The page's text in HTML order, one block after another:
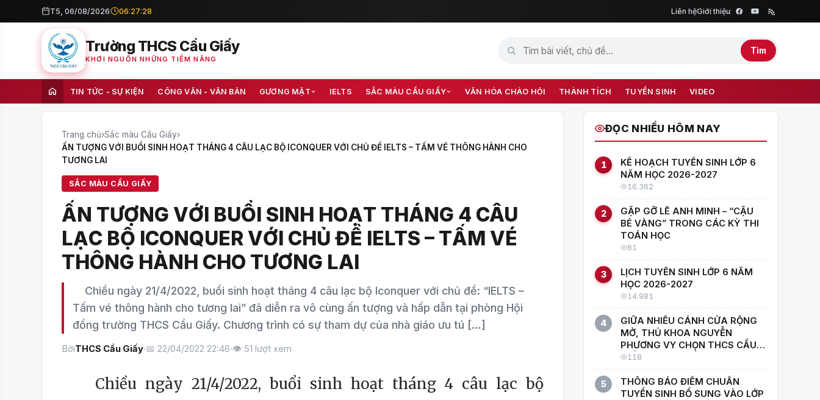
T5, 06/08/2026 06:27:29 Liên hệGiới thiệu
Trường THCS Cầu Giấy
KHƠI NGUỒN NHỮNG TIỀM NĂNG
Tìm
TIN TỨC - SỰ KIỆN CÔNG VĂN - VĂN BẢN GƯƠNG MẶT IELTS SẮC MÀU CẦU GIẤY VĂN HÓA CHÀO HỎI THÀNH TÍCH TUYỂN SINH VIDEO
Trang chủ›Sắc màu Cầu Giấy›
ẤN TƯỢNG VỚI BUỔI SINH HOẠT THÁNG 4 CÂU LẠC BỘ ICONQUER VỚI CHỦ ĐỀ IELTS – TẤM VÉ THÔNG HÀNH CHO
TƯƠNG LAI
SẮC MÀU CẦU GIẤY
ẤN TƯỢNG VỚI BUỔI SINH HOẠT THÁNG 4 CÂU
LẠC BỘ ICONQUER VỚI CHỦ ĐỀ IELTS – TẤM VÉ
THÔNG HÀNH CHO TƯƠNG LAI
Chiều ngày 21/4/2022, buổi sinh hoạt tháng 4 câu lạc bộ Iconquer với chủ đề: “IELTS –
Tấm vé thông hành cho tương lai” đã diễn ra vô cùng ấn tượng và hấp dẫn tại phòng Hội
đồng trường THCS Cầu Giấy. Chương trình có sự tham dự của nhà giáo ưu tú […]
BởiTHCS Cầu Giấy·📅 22/04/2022 22:46·👁 51 lượt xem
Chiều ngày 21/4/2022, buổi sinh hoạt tháng 4 câu lạc bộ
ĐỌC NHIỀU HÔM NAY
1
KẾ HOẠCH TUYỂN SINH LỚP 6
NĂM HỌC 2026-2027
16.362
2
GẶP GỠ LÊ ANH MINH – “CẬU
BÉ VÀNG” TRONG CÁC KỲ THI
TOÁN HỌC
81
3
LỊCH TUYỂN SINH LỚP 6 NĂM
HỌC 2026-2027
14.981
4
GIỮA NHIỀU CÁNH CỬA RỘNG
MỞ, THỦ KHOA NGUYỄN
PHƯƠNG VY CHỌN THCS CẦU
GIẤY: "CON MUỐN HỌC CÙNG
NHỮNG NGƯỜI GIỎI NHẤT!"
118
5
THÔNG BÁO ĐIỂM CHUẨN
TUYỂN SINH BỔ SUNG VÀO LỚP